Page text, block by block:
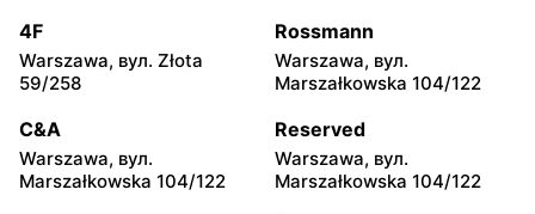
73
Grzybowska 4
Żabka
41/43
Żabka
Żabka Żabka
4F
Warszawa, вул. Złota
59/258
Rossmann
Warszawa, вул.
Marszałkowska 104/122
C&A
Warszawa, вул.
Marszałkowska 104/122
Reserved
Warszawa, вул.
Marszałkowska 104/122